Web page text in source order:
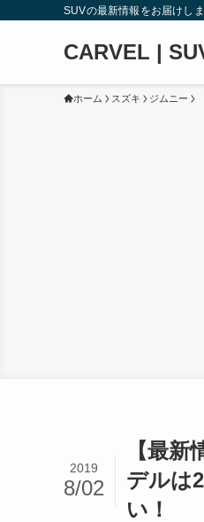
SUVの最新情報をお届けし
CARVEL |
ホーム スズキ ジムニー
【最
デルは
い！
2019
8/02